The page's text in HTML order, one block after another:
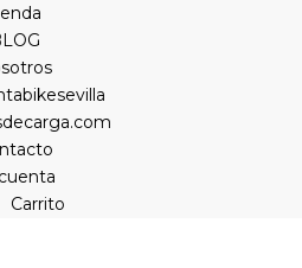
Carrito